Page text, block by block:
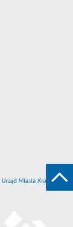
Urząd Miasta Krakowa